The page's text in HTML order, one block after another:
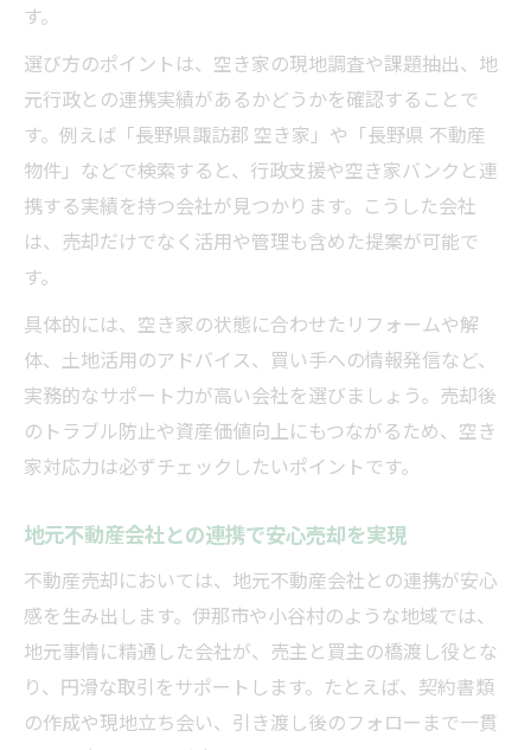
す。
選び方のポイントは、空き家の現地調査や課題抽出、地
元行政との連携実績があるかどうかを確認することで
す。例えば「長野県諏訪郡 空き家」や「長野県 不動産
物件」などで検索すると、行政支援や空き家バンクと連
携する実績を持つ会社が見つかります。こうした会社
は、売却だけでなく活用や管理も含めた提案が可能で
す。
具体的には、空き家の状態に合わせたリフォームや解
体、土地活用のアドバイス、買い手への情報発信など、
実務的なサポート力が高い会社を選びましょう。売却後
のトラブル防止や資産価値向上にもつながるため、空き
家対応力は必ずチェックしたいポイントです。
地元不動産会社との連携で安心売却を実現
不動産売却においては、地元不動産会社との連携が安心
感を生み出します。伊那市や小谷村のような地域では、
地元事情に精通した会社が、売主と買主の橋渡し役とな
り、円滑な取引をサポートします。たとえば、契約書類
の作成や現地立ち会い、引き渡し後のフォローまで一貫